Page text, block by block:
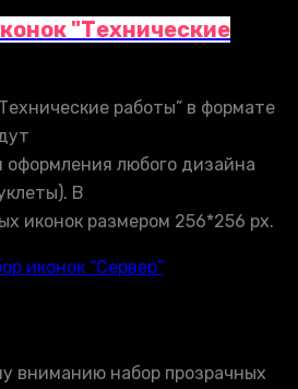
"Технические
работы” в формате
оформления любого дизайна
В
иконок размером 256*256 px.
иконок “Сервер”
вниманию набор прозрачных